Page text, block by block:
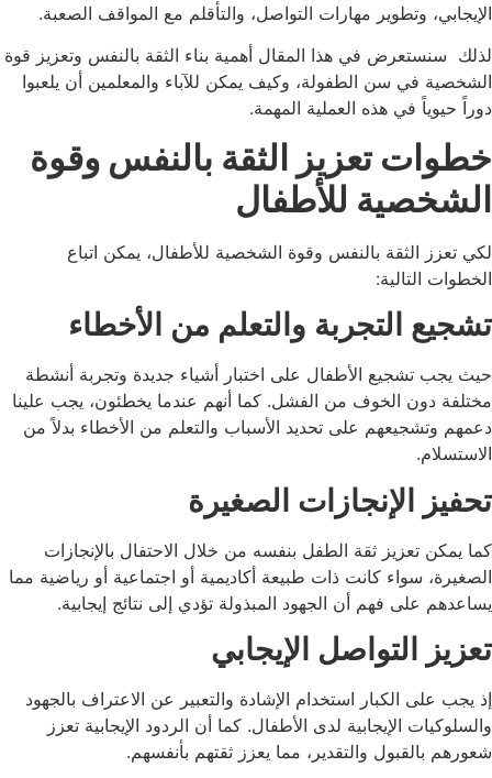
الإيجابي، وتطوير مهارات التواصل، والتأقلم مع المواقف الصعبة.
لذلك سنستعرض في هذا المقال أهمية بناء الثقة بالنفس وتعزيز قوة
الشخصية في سن الطفولة، وكيف يمكن للآباء والمعلمين أن يلعبوا
دوراً حيوياً في هذه العملية المهمة.
خطوات تعزيز الثقة بالنفس وقوة
الشخصية للأطفال
لكي تعزز الثقة بالنفس وقوة الشخصية للأطفال، يمكن اتباع
الخطوات التالية:
تشجيع التجربة والتعلم من الأخطاء
حيث يجب تشجيع الأطفال على اختبار أشياء جديدة وتجربة أنشطة
مختلفة دون الخوف من الفشل. كما أنهم عندما يخطئون، يجب علينا
دعمهم وتشجيعهم على تحديد الأسباب والتعلم من الأخطاء بدلاً من
الاستسلام.
تحفيز الإنجازات الصغيرة
كما يمكن تعزيز ثقة الطفل بنفسه من خلال الاحتفال بالإنجازات
الصغيرة، سواء كانت ذات طبيعة أكاديمية أو اجتماعية أو رياضية مما
يساعدهم على فهم أن الجهود المبذولة تؤدي إلى نتائج إيجابية.
تعزيز التواصل الإيجابي
إذ يجب على الكبار استخدام الإشادة والتعبير عن الاعتراف بالجهود
والسلوكيات الإيجابية لدى الأطفال. كما أن الردود الإيجابية تعزز
شعورهم بالقبول والتقدير، مما يعزز ثقتهم بأنفسهم.